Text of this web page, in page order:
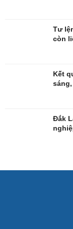
Vũ khí
Tư
còn
Kết
Đắk